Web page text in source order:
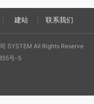
建站 联系我们
SYSTEM All Rights Reserve
号-5